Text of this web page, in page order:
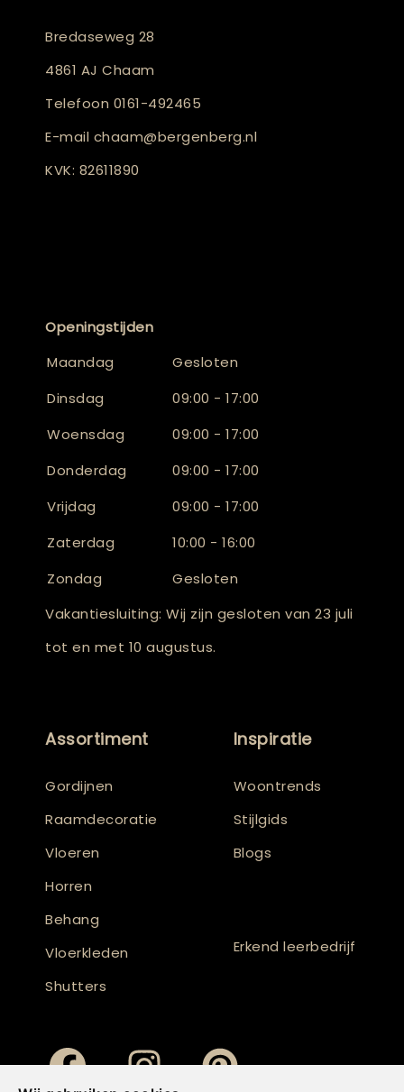
Bredaseweg 28
4861 AJ Chaam
Telefoon 0161-492465
E-mail chaam@bergenberg.nl
KVK: 82611890
Openingstijden
Maandag
Gesloten
Dinsdag
09:00 - 17:00
Woensdag
09:00 - 17:00
Donderdag
09:00 - 17:00
Vrijdag
09:00 - 17:00
Zaterdag
10:00 - 16:00
Zondag
Gesloten
Vakantiesluiting: Wij zijn gesloten van 23 juli
tot en met 10 augustus.
Assortiment
Gordijnen
Raamdecoratie
Vloeren
Horren
Behang
Vloerkleden
Shutters
Inspiratie
Woontrends
Stijlgids
Blogs
Erkend leerbedrijf